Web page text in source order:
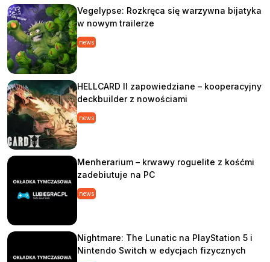
Vegelypse: Rozkręca się warzywna bijatyka
w nowym trailerze
news
HELLCARD II zapowiedziane – kooperacyjny
deckbuilder z nowościami
news
Menherarium – krwawy roguelite z kośćmi
zadebiutuje na PC
news
Nightmare: The Lunatic na PlayStation 5 i
Nintendo Switch w edycjach fizycznych